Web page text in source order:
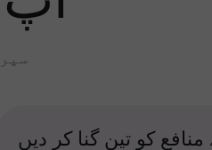
کو تین گنا کر دیں